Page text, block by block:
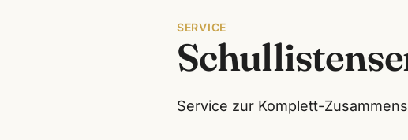
SERVICE
Service zur Komplett-